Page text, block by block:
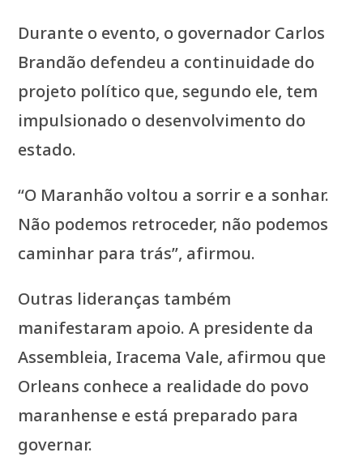
Durante o evento, o governador Carlos
Brandão defendeu a continuidade do
projeto político que, segundo ele, tem
impulsionado o desenvolvimento do
estado.
“O Maranhão voltou a sorrir e a sonhar.
Não podemos retroceder, não podemos
caminhar para trás”, afirmou.
Outras lideranças também
manifestaram apoio. A presidente da
Assembleia, Iracema Vale, afirmou que
Orleans conhece a realidade do povo
maranhense e está preparado para
governar.